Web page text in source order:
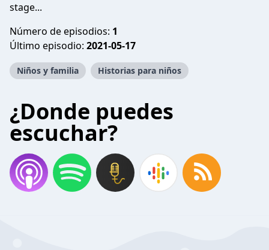
stage...
Número de episodios: 1
Último episodio: 2021-05-17
Niños y familia Historias para niños
¿Donde puedes
escuchar?